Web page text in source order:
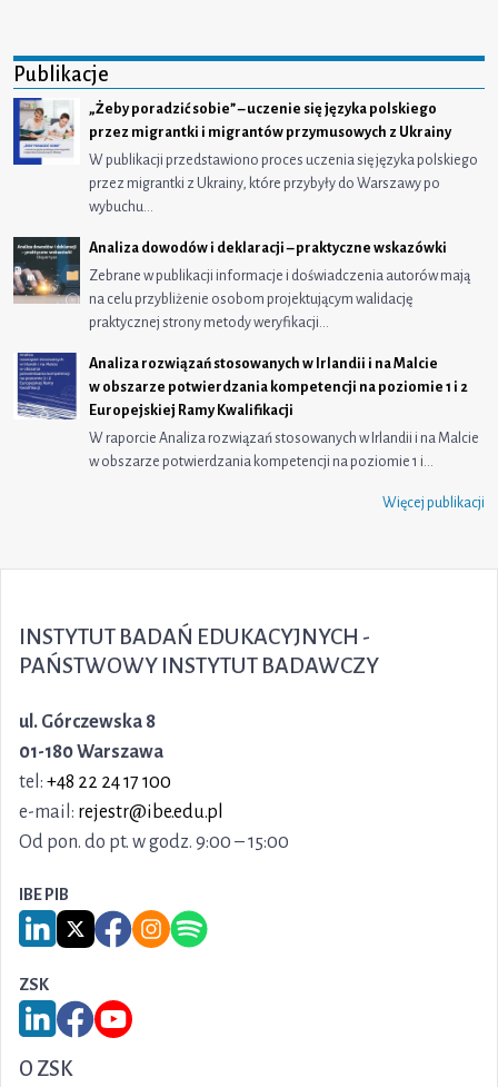
Publikacje
„Żeby poradzić sobie” – uczenie się języka polskiego
przez migrantki i migrantów przymusowych z Ukrainy
W publikacji przedstawiono proces uczenia się języka polskiego
przez migrantki z Ukrainy, które przybyły do Warszawy po
wybuchu…
Analiza dowodów i deklaracji – praktyczne wskazówki
Zebrane w publikacji informacje i doświadczenia autorów mają
na celu przybliżenie osobom projektującym walidację
praktycznej strony metody weryfikacji…
Analiza rozwiązań stosowanych w Irlandii i na Malcie
w obszarze potwierdzania kompetencji na poziomie 1 i 2
Europejskiej Ramy Kwalifikacji
W raporcie Analiza rozwiązań stosowanych w Irlandii i na Malcie
w obszarze potwierdzania kompetencji na poziomie 1 i…
Więcej publikacji
INSTYTUT BADAŃ EDUKACYJNYCH -
PAŃSTWOWY INSTYTUT BADAWCZY
ul. Górczewska 8
01-180 Warszawa
tel: +48 22 24 17 100
e-mail: rejestr@ibe.edu.pl
Od pon. do pt. w godz. 9:00 – 15:00
IBE PIB
Link do serwisu LinkedIn IBE PIB
Link do serwisu X IBE PIB
Link do Facebook IBE PIB
Link do Instagram IBE PIB
Link do Spotify IBE PIB
ZSK
Link do serwisu LinkedIn ZSK
Link do Facebook ZSK
Link do YouTube ZSK
O ZSK